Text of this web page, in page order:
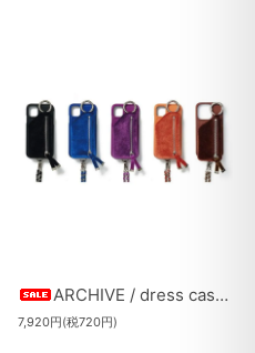
ARCHIVE / dress case（40％OFF）
7,920円(税720円)